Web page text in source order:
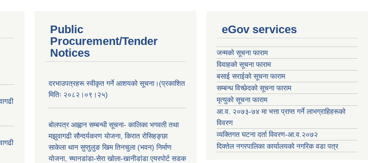
Public
Procurement/Tender
Notices
दरभाउपत्रहरू स्वीकृत गर्ने आशयको सूचना।(प्रकाशित
मितिः २०८२।०९।२५)
बोलपत्र आह्वान सम्बन्धी सूचना- कालिका भगवती तथा
मझुवागढी सौन्दर्यकरण योजना, किरात रोसिहङ्छा
साकेला थान सुप्तुलुङ खिम तिनचुला (भवन) निर्माण
योजना, च्यानडांडा-सेरा खोला-खानीडांडा एयरपोर्ट सडक
eGov services
जन्मको सूचना फाराम
विवाहको सूचना फाराम
बसाई सराईको सूचना फाराम
सम्बन्ध विच्छेदको सूचना फाराम
मृत्युको सूचना फाराम
आ.व. २०७३-७४ मा भत्ता प्राप्त गर्ने लाभग्राहिहरूको
विवरण
व्यक्तिगत घटना दर्ता विवरण-आ.व.२०७२
दिक्तेल नगरपालिका कार्यालयको नगरिक वडा पत्र